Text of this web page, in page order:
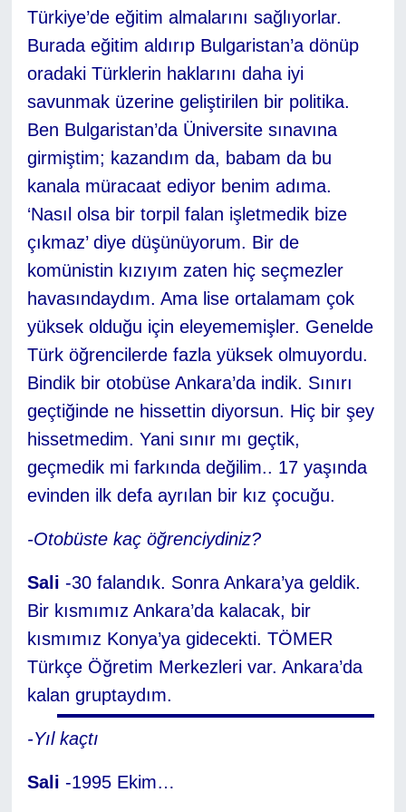
Türkiye’de eğitim almalarını sağlıyorlar.
Burada eğitim aldırıp Bulgaristan’a dönüp
oradaki Türklerin haklarını daha iyi
savunmak üzerine geliştirilen bir politika.
Ben Bulgaristan’da Üniversite sınavına
girmiştim; kazandım da, babam da bu
kanala müracaat ediyor benim adıma.
‘Nasıl olsa bir torpil falan işletmedik bize
çıkmaz’ diye düşünüyorum. Bir de
komünistin kızıyım zaten hiç seçmezler
havasındaydım. Ama lise ortalamam çok
yüksek olduğu için eleyememişler. Genelde
Türk öğrencilerde fazla yüksek olmuyordu.
Bindik bir otobüse Ankara’da indik. Sınırı
geçtiğinde ne hissettin diyorsun. Hiç bir şey
hissetmedim. Yani sınır mı geçtik,
geçmedik mi farkında değilim.. 17 yaşında
evinden ilk defa ayrılan bir kız çocuğu.
-Otobüste kaç öğrenciydiniz?
Sali -30 falandık. Sonra Ankara’ya geldik.
Bir kısmımız Ankara’da kalacak, bir
kısmımız Konya’ya gidecekti. TÖMER
Türkçe Öğretim Merkezleri var. Ankara’da
kalan gruptaydım.
-Yıl kaçtı
Sali -1995 Ekim…